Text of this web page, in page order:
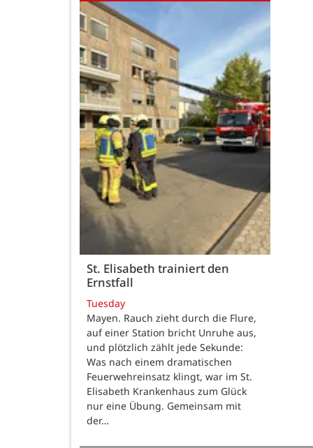
St. Elisabeth trainiert den
Ernstfall
Tuesday
Mayen. Rauch zieht durch die Flure,
auf einer Station bricht Unruhe aus,
und plötzlich zählt jede Sekunde:
Was nach einem dramatischen
Feuerwehreinsatz klingt, war im St.
Elisabeth Krankenhaus zum Glück
nur eine Übung. Gemeinsam mit
der…